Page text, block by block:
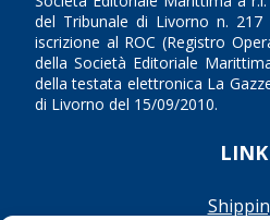
del Tribunale di Livorno n.
iscrizione al ROC (Registro
della Società Editoriale
della testata elettronica La
di Livorno del 15/09/2010.
LINK